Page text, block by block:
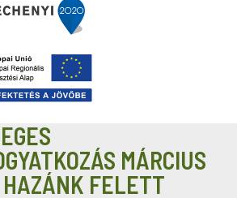
MÁRCIUS
FELETT